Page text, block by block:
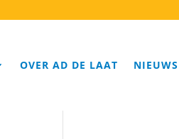
OVER AD DE LAAT NIEUWS